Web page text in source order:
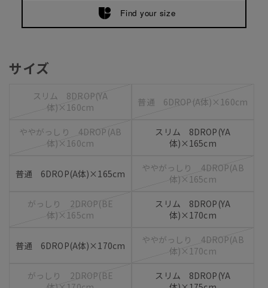
Find your size
サイズ
スリム 8DROP(YA
体)×160cm
普通 6DROP(A体)×160cm
ややがっしり 4DROP(AB
体)×160cm
スリム 8DROP(YA
体)×165cm
普通 6DROP(A体)×165cm
ややがっしり 4DROP(AB
体)×165cm
がっしり 2DROP(BE
体)×165cm
スリム 8DROP(YA
体)×170cm
普通 6DROP(A体)×170cm
ややがっしり 4DROP(AB
体)×170cm
がっしり 2DROP(BE
スリム 8DROP(YA